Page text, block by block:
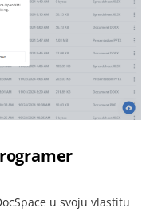
u svoju vlastitu